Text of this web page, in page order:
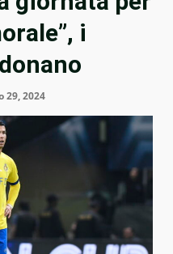
i
29, 2024